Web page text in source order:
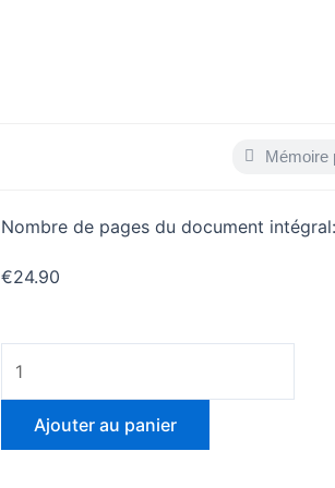
Search
Search
Nombre de pages du document
€24.90
de
comparative
Ajouter au panier